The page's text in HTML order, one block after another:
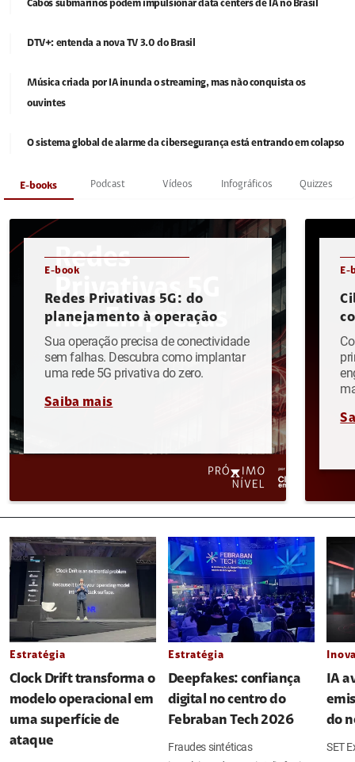
Cabos submarinos podem impulsionar data centers de IA no Brasil
DTV+: entenda a nova TV 3.0 do Brasil
Música criada por IA inunda o streaming, mas não conquista os
ouvintes
O sistema global de alarme da cibersegurança está entrando em colapso
E-books Podcast Vídeos Infográficos Quizzes
E-book
Redes Privativas 5G: do
planejamento à operação
Sua operação precisa de conectividade
sem falhas. Descubra como implantar
uma rede 5G privativa do zero.
Saiba mais
E-
Estratégia
Clock Drift transforma o
modelo operacional em
uma superfície de
ataque
Estratégia
Deepfakes: confiança
digital no centro do
Febraban Tech 2026
Fraudes sintéticas
IA
do
SET